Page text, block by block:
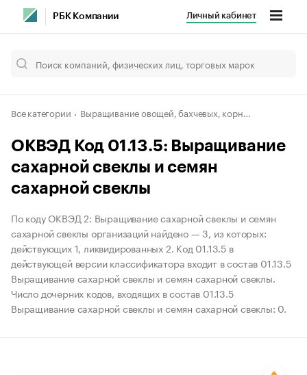
РБК Компании Личный кабинет
Все категории Выращивание овощей, бахчевых, корнеплодных и клубнеплодных культур, грибов и трюфелей
ОКВЭД Код 01.13.5: Выращивание
сахарной свеклы и семян
сахарной свеклы
По коду ОКВЭД 2: Выращивание сахарной свеклы и семян
сахарной свеклы организаций найдено — 3, из которых:
действующих 1, ликвидированных 2. Код 01.13.5 в
действующей версии классификатора входит в состав 01.13.5
Выращивание сахарной свеклы и семян сахарной свеклы.
Число дочерних кодов, входящих в состав 01.13.5
Выращивание сахарной свеклы и семян сахарной свеклы: 0.